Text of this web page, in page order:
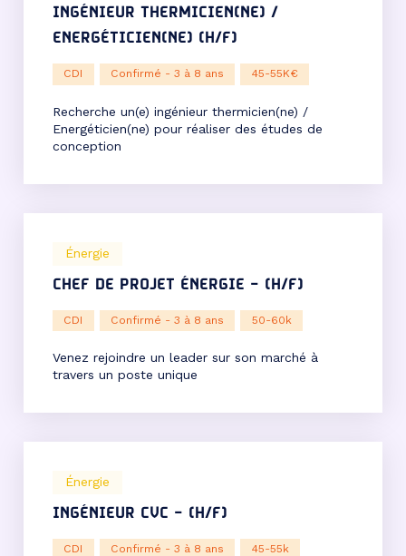
INGÉNIEUR THERMICIEN(NE) /
ENERGÉTICIEN(NE) (H/F)
CDI Confirmé - 3 à 8 ans 45-55K€
Recherche un(e) ingénieur thermicien(ne) /
Energéticien(ne) pour réaliser des études de
conception
Énergie
CHEF DE PROJET ÉNERGIE – (H/F)
CDI Confirmé - 3 à 8 ans 50-60k
Venez rejoindre un leader sur son marché à
travers un poste unique
Énergie
INGÉNIEUR CVC – (H/F)
CDI Confirmé - 3 à 8 ans 45-55k